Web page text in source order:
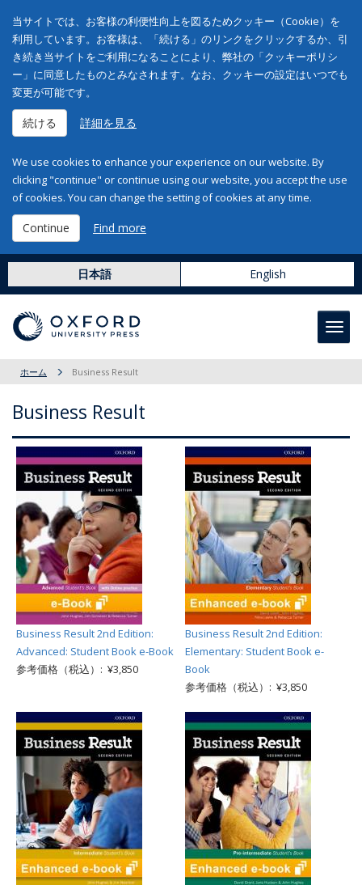
当サイトでは、お客様の利便性向上を図るためクッキー（Cookie）を
利用しています。お客様は、「続ける」のリンクをクリックするか、引
き続き当サイトをご利用になることにより、弊社の「クッキーポリシ
ー」に同意したものとみなされます。なお、クッキーの設定はいつでも
変更が可能です。
続ける 詳細を見る
We use cookies to enhance your experience on our website. By
clicking "continue" or continue using our website, you accept the use
of cookies. You can change the setting of cookies at any time.
Continue Find more
日本語 English
ホーム Business Result
Business Result
Business Result 2nd Edition:
Advanced: Student Book e-Book
参考価格（税込）: ¥3,850
Business Result 2nd Edition:
Elementary: Student Book e-
Book
参考価格（税込）: ¥3,850